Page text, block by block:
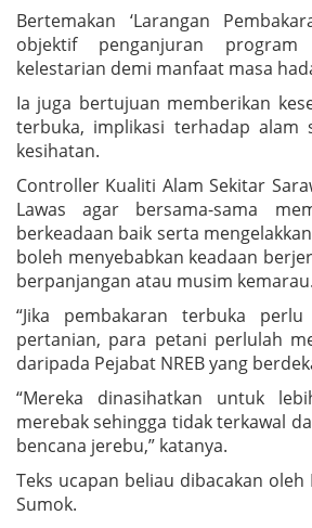
Bertemakan ‘Larangan
objektif penganjuran
kelestarian demi manfaat masa
Ia juga bertujuan memberikan
terbuka, implikasi terhadap alam
kesihatan.
Controller Kualiti Alam Sekitar
Lawas agar bersama-sama
berkeadaan baik serta
boleh menyebabkan keadaan
berpanjangan atau musim kemarau.
“Jika pembakaran terbuka
pertanian, para petani perlulah
daripada Pejabat NREB yang
“Mereka dinasihatkan untuk
merebak sehingga tidak terkawal
bencana jerebu,” katanya.
Teks ucapan beliau dibacakan
Sumok.